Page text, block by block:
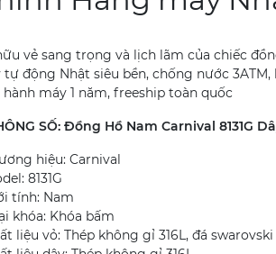
vẻ sang trọng và lịch lãm của chiếc
tự động Nhật siêu bền, chống nước
hành máy 1 năm, freeship toàn quốc
SỐ: Đồng Hồ Nam Carnival 8131G
hiệu: Carnival
8131G
tính: Nam
khóa: Khóa bấm
liệu vỏ: Thép không gỉ 316L, đá swarovski